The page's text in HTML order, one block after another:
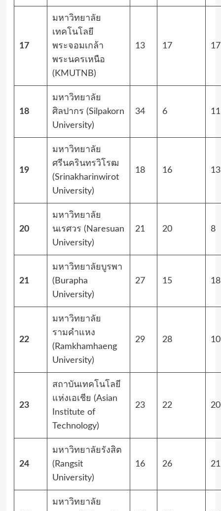
17
มหาวิทยาลัย
เทคโนโลยี
พระจอมเกล้า
พระนครเหนือ
(KMUTNB)
13 17 17
18
มหาวิทยาลัย
ศิลปากร (Silpakorn
University)
34 6 11
19
มหาวิทยาลัย
ศรีนครินทรวิโรฒ
(Srinakharinwirot
University)
18 16 13
20
มหาวิทยาลัย
นเรศวร (Naresuan
University)
21 20 8
21
มหาวิทยาลัยบูรพา
(Burapha
University)
27 15 18
22
มหาวิทยาลัย
รามคำแหง
(Ramkhamhaeng
University)
29 28 10
23
สถาบันเทคโนโลยี
แห่งเอเชีย (Asian
Institute of
Technology)
23 22 20
24
มหาวิทยาลัยรังสิต
(Rangsit
University)
16 26 21
มหาวิทยาลัย